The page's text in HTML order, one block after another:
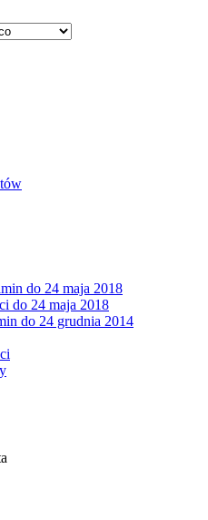
do 24 maja 2018
do 24 maja 2018
do 24 grudnia 2014